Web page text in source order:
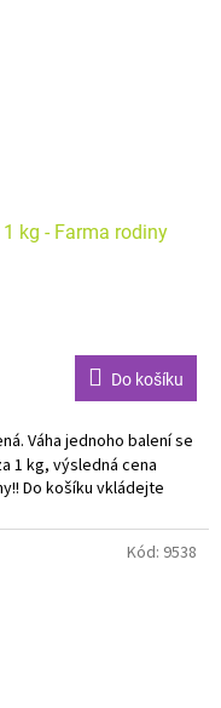
kg - Farma rodiny
Do košíku
Váha jednoho balení se
1 kg, výsledná cena
Do košíku vkládejte
Kód: 9538